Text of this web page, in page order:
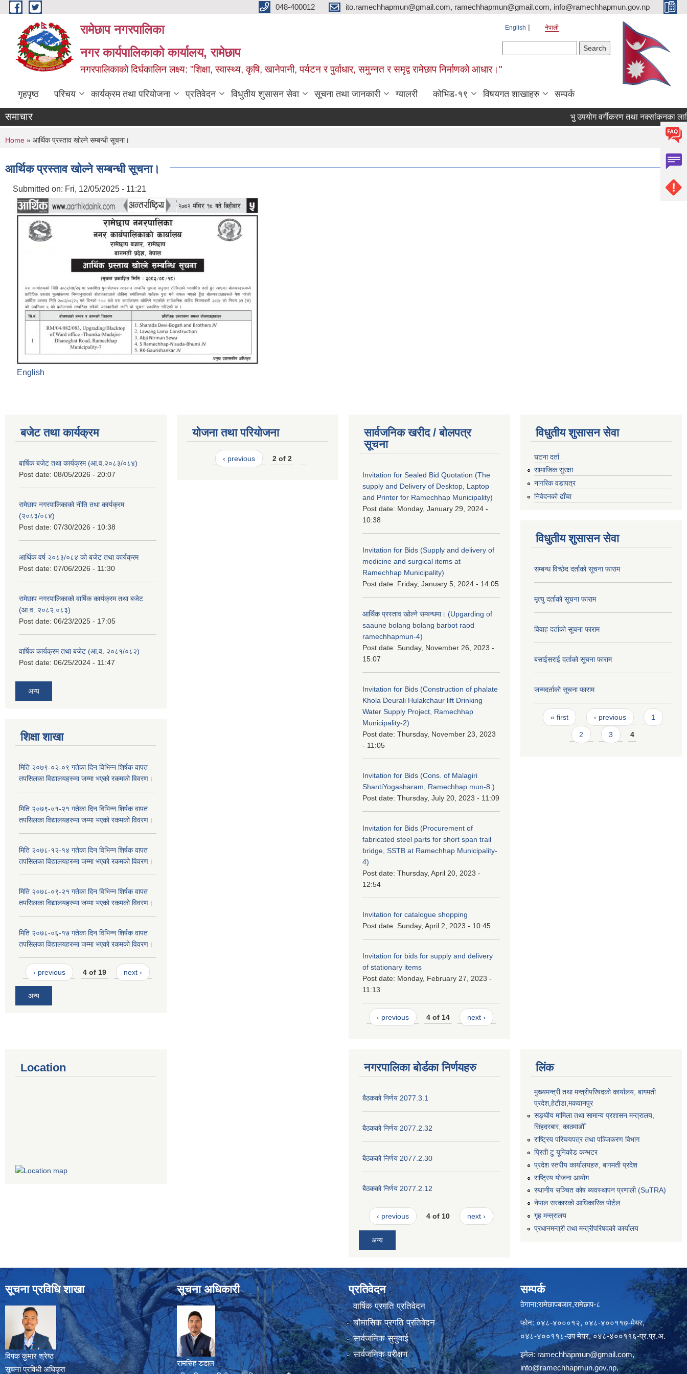
Skip to main content 048-400012 ito.ramechhapmun@gmail.com, ramechhapmun@gmail.com, info@ramechhapmun.gov.np
रामेछाप नगरपालिका
नगर कार्यपालिकाको कार्यालय, रामेछाप
नगरपालिकाको दिर्घकालिन लक्ष्य: "शिक्षा, स्वास्थ्य, कृषि, खानेपानी, पर्यटन र पुर्वाधार, समुन्नत र समृद्व रामेछाप निर्माणको आधार।"
English नेपाली
गृहपृष्ठ परिचय कार्यक्रम तथा परियोजना प्रतिवेदन विधुतीय शुसासन सेवा सूचना तथा जानकारी ग्यालरी कोभिड-१९ विषयगत शाखाहरु सम्पर्क
समाचार भु उपयोग वर्गीकरण तथा नक्सांकनका लागि
You are here
Home » आर्थिक प्रस्ताव खोल्ने सम्बन्धी सूचना।
आर्थिक प्रस्ताव खोल्ने सम्बन्धी सूचना।
Submitted on: Fri, 12/05/2025 - 11:21
English
बजेट तथा कार्यक्रम
बार्षिक बजेट तथा कार्यक्रम (आ.व.२०८३/०८४)
Post date: 08/05/2026 - 20:07
रामेछाप नगरपालिकाको नीति तथा कार्यक्रम
(२०८३/०८४)
Post date: 07/30/2026 - 10:38
आर्थिक वर्ष २०८३/०८४ को बजेट तथा कार्यक्रम
Post date: 07/06/2026 - 11:30
रामेछाप नगरपालिकाको वार्षिक कार्यक्रम तथा बजेट
(आ.व. २०८२.०८३)
Post date: 06/23/2025 - 17:05
वार्षिक कार्यक्रम तथा बजेट (आ.व. २०८१/०८२)
Post date: 06/25/2024 - 11:47
अन्य
शिक्षा शाखा
मिति २०७९-०२-०९ गतेका दिन विभिन्न शिर्षक वापत
तपसिलका विद्यालयहरुमा जम्मा भएको रकमको विवरण।
मिति २०७९-०१-२१ गतेका दिन विभिन्न शिर्षक वापत
तपसिलका विद्यालयहरुमा जम्मा भएको रकमको विवरण।
मिति २०७८-१२-१४ गतेका दिन विभिन्न शिर्षक वापत
तपसिलका विद्यालयहरुमा जम्मा भएको रकमको विवरण।
मिति २०७८-०९-२१ गतेका दिन विभिन्न शिर्षक वापत
तपसिलका विद्यालयहरुमा जम्मा भएको रकमको विवरण।
मिति २०७८-०६-१७ गतेका दिन विभिन्न शिर्षक वापत
तपसिलका विद्यालयहरुमा जम्मा भएको रकमको विवरण।
‹ previous 4 of 19 next ›
अन्य
योजना तथा परियोजना
‹ previous 2 of 2
सार्वजनिक खरीद / बोलपत्र
सूचना
Invitation for Sealed Bid Quotation (The
supply and Delivery of Desktop, Laptop
and Printer for Ramechhap Municipality)
Post date: Monday, January 29, 2024 -
10:38
Invitation for Bids (Supply and delivery of
medicine and surgical items at
Ramechhap Municipality)
Post date: Friday, January 5, 2024 - 14:05
आर्थिक प्रस्ताव खोल्ने सम्बन्धमा। (Upgarding of
saaune bolang bolang barbot raod
ramechhapmun-4)
Post date: Sunday, November 26, 2023 -
15:07
Invitation for Bids (Construction of phalate
Khola Deurali Hulakchaur lift Drinking
Water Supply Project, Ramechhap
Municipality-2)
Post date: Thursday, November 23, 2023
- 11:05
Invitation for Bids (Cons. of Malagiri
ShantiYogasharam, Ramechhap mun-8 )
Post date: Thursday, July 20, 2023 - 11:09
Invitation for Bids (Procurement of
fabricated steel parts for short span trail
bridge, SSTB at Ramechhap Municipality-
4)
Post date: Thursday, April 20, 2023 -
12:54
Invitation for catalogue shopping
Post date: Sunday, April 2, 2023 - 10:45
Invitation for bids for supply and delivery
of stationary items
Post date: Monday, February 27, 2023 -
11:13
‹ previous 4 of 14 next ›
विधुतीय शुसासन सेवा
घटना दर्ता
सामाजिक सुरक्षा
नागरिक वडापत्र
निवेदनको ढाँचा
विधुतीय शुसासन सेवा
सम्बन्ध विच्छेद दर्ताको सूचना फाराम
मृत्यु दर्ताको सूचना फाराम
विवाह दर्ताको सूचना फाराम
बसाईसराई दर्ताको सूचना फाराम
जन्मदर्ताको सूचना फाराम
Pages
« first ‹ previous 1
2 3 4
Location नगरपालिका बोर्डका निर्णयहरु
बैठकको निर्णय 2077.3.1
बैठकको निर्णय 2077.2.32
बैठकको निर्णय 2077.2.30
बैठकको निर्णय 2077.2.12
‹ previous 4 of 10 next ›
अन्य
लिंक
मुख्यमन्त्री तथा मन्त्रीपरिषदको कार्यालय, बागमती
प्रदेश,हेटाैडा,मकवानपुर
सङ्‍घीय मामिला तथा सामान्य प्रशासन मन्त्रालय,
सिंहदरबार, काठमाडौँ
राष्ट्रिय परिचयपत्र तथा पञ्जिकरण विभाग
प्रिती टु यूनिकोड कन्भटर
प्रदेश स्तरीय कार्यालयहरु, बागमती प्रदेश
राष्ट्रिय योजना आयोग
स्थानीय सञ्चित कोष ब्यवस्थापन प्रणाली (SuTRA)
नेपाल सरकारको आधिकारिक पोर्टल
गृह मन्त्रालय
प्रधानमन्त्री तथा मन्त्रीपरिषदको कार्यालय
सूचना प्रविधि शाखा
दिपक कुमार श्रेष्ठ
सूचना प्रविधी अधिकृत
सूचना अधिकारी
रामसिंह डडाल
प्रतिवेदन
वार्षिक प्रगति प्रतिवेदन
चौमासिक प्रगति प्रतिवेदन
सार्वजनिक सुनुवाई
सार्वजनिक परीक्षण
सम्पर्क
ठेगाना:रामेछापबजार,रामेछाप-८
फोन: ०४८-४०००१२, ०४८-४००११७-मेयर,
०४८-४००११८-उप मेयर, ०४८-४००११६-प्र.प्र.अ.
इमेल:ramechhapmun@gmail.com,
info@ramechhapmun.gov.np,